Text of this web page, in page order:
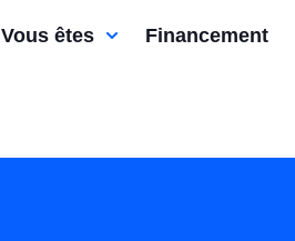
Vous êtes Financement